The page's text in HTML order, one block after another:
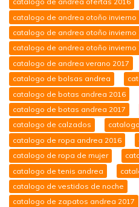
catalogo de andrea otoño invierno
catalogo de andrea otoño invierno
catalogo de andrea otoño invierno
catalogo de andrea verano 2017
catalogo de bolsas andrea
catalogo de botas andrea 2016
catalogo de botas andrea 2017
catalogo de calzados
catalogo de ropa andrea 2016
catalogo de ropa de mujer
catalogo de tenis andrea
catalogo de vestidos de noche
catalogo de zapatos andrea 2017